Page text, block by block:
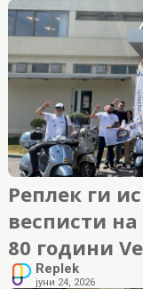
Реплек ги
весписти
80 години
Replek
јуни 24, 2026